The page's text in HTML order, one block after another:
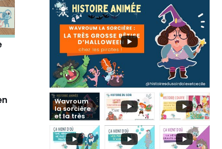
Wavroum
la sorcière
et la très
grosse
bêtise
d'Hallowee
n chez les